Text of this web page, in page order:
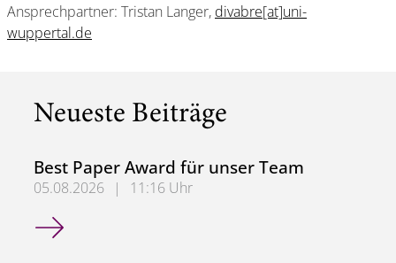
Ansprechpartner: Tristan Langer, divabre[at]uni-
wuppertal.de
Neueste Beiträge
Best Paper Award für unser Team
05.08.2026 |
11:16 Uhr
Best Paper Award für unser Team